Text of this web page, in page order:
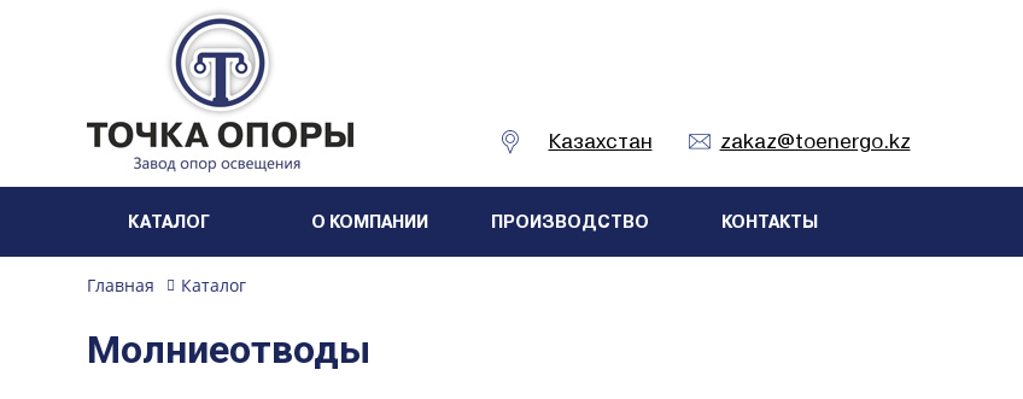
Казахстан zakaz@toenergo.kz
КАТАЛОГ О КОМПАНИИ ПРОИЗВОДСТВО КОНТАКТЫ
Главная Каталог
Молниеотводы